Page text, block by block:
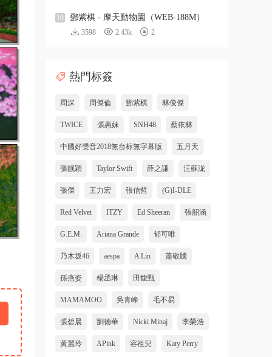
10 鄧紫棋 - 摩天動物園（WEB-188M）
3598 2.43k 2
熱門标簽
周深 周傑倫 鄧紫棋 林俊傑
TWICE 張惠妹 SNH48 蔡依林
中國好聲音2018無台标無字幕版 五月天
張靓穎 Taylor Swift 薛之謙 汪蘇泷
張傑 王力宏 張信哲 (G)I-DLE
Red Velvet ITZY Ed Sheeran 張韶涵
G.E.M. Ariana Grande 郁可唯
乃木坂46 aespa A Lin 蕭敬騰
孫燕姿 楊丞琳 田馥甄
MAMAMOO 吳青峰 毛不易
張碧晨 劉德華 Nicki Minaj 李榮浩
黃麗玲 APink 容祖兒 Katy Perry